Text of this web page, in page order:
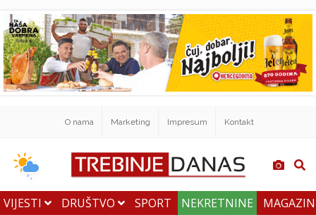
O nama Marketing Impresum Kontakt
VIJESTI DRUŠTVO SPORT NEKRETNINE